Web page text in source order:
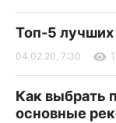
Топ-5 лучших
04.02.20, 7:30
Как выбрать
основные